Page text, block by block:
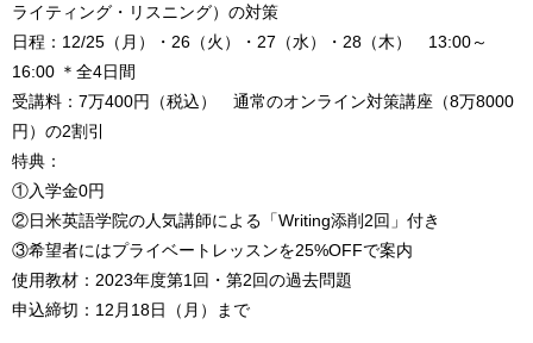
ライティング・リスニング）の対策
日程：12/25（月）・26（火）・27（水）・28（木） 13:00～
16:00 ＊全4日間
受講料：7万400円（税込） 通常のオンライン対策講座（8万8000
円）の2割引
特典：
①入学金0円
②日米英語学院の人気講師による「Writing添削2回」付き
③希望者にはプライベートレッスンを25%OFFで案内
使用教材：2023年度第1回・第2回の過去問題
申込締切：12月18日（月）まで